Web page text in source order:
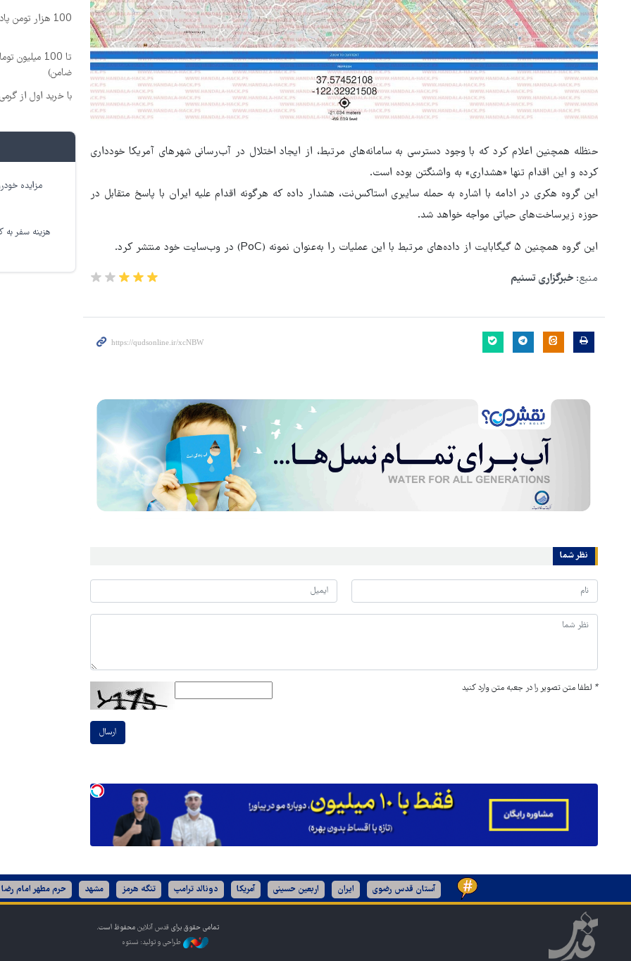
حنظله همچنین اعلام کرد که با وجود دسترسی به سامانه‌های مرتبط، از ایجاد اختلال در آب‌رسانی شهرهای آمریکا خودداری
کرده و این اقدام تنها «هشداری» به واشنگتن بوده است.
این گروه هکری در ادامه با اشاره به حمله سایبری استاکس‌نت، هشدار داده که هرگونه اقدام علیه ایران با پاسخ متقابل در
حوزه زیرساخت‌های حیاتی مواجه خواهد شد.
این گروه همچنین ۵ گیگابایت از داده‌های مرتبط با این عملیات را به‌عنوان نمونه (PoC) در وب‌سایت خود منتشر کرد.
منبع: خبرگزاری تسنیم
نظر شما
* لطفا متن تصویر را در جعبه متن وارد کنید
ارسال
100 هزار تومن پاداش بگیر | ثبت نام کن
تا 100
ضامن)
با خرید اول از گرمی 200 سوت نقره هدیه بگیر
مزایده
هزینه سفر به
آستان قدس رضوی ایران اربعین حسینی آمریکا دونالد ترامپ تنگه هرمز مشهد حرم مطهر امام
تمامی حقوق برای قدس آنلاین محفوظ است.
طراحی و تولید: نستوه